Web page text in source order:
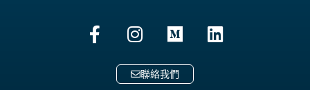
聯絡我們